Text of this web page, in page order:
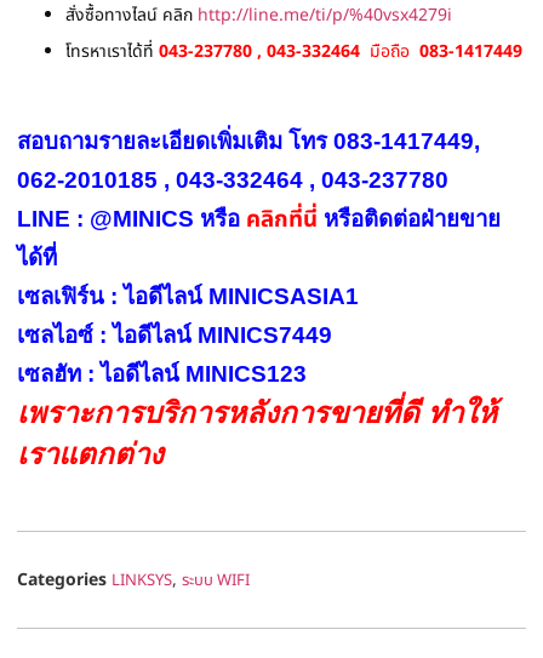
สั่งซื้อทางไลน์ คลิก http://line.me/ti/p/%40vsx4279i
โทรหาเราได้ที่ 043-237780 , 043-332464 มือถือ 083-1417449
สอบถามรายละเอียดเพิ่มเติม โทร 083-1417449,
062-2010185 , 043-332464 , 043-237780
LINE : @MINICS หรือ คลิกที่นี่ หรือติดต่อฝ่ายขาย
ได้ที่
เซลเฟิร์น : ไอดีไลน์ MINICSASIA1
เซลไอซ์ : ไอดีไลน์ MINICS7449
เซลฮัท : ไอดีไลน์ MINICS123
เพราะการบริการหลังการขายที่ดี ทำให้
เราแตกต่าง
Categories LINKSYS, ระบบ WIFI